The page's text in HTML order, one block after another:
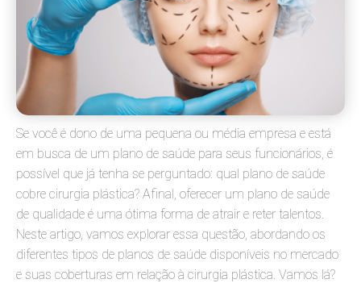
Se você é dono de uma pequena ou média empresa e está
em busca de um plano de saúde para seus funcionários, é
possível que já tenha se perguntado: qual plano de saúde
cobre cirurgia plástica? Afinal, oferecer um plano de saúde
de qualidade é uma ótima forma de atrair e reter talentos.
Neste artigo, vamos explorar essa questão, abordando os
diferentes tipos de planos de saúde disponíveis no mercado
e suas coberturas em relação à cirurgia plástica. Vamos lá?